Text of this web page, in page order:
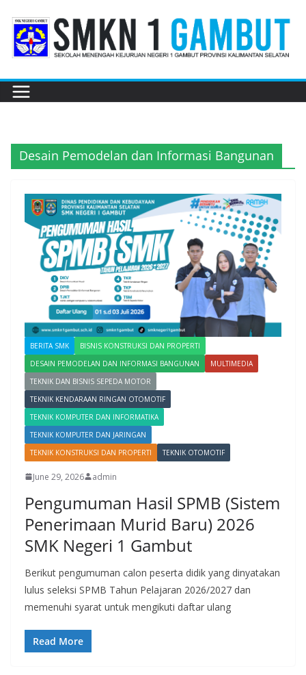
content
Desain Pemodelan dan Informasi Bangunan
BERITA SMK
BISNIS KONSTRUKSI DAN PROPERTI
DESAIN PEMODELAN DAN INFORMASI BANGUNAN
MULTIMEDIA
TEKNIK DAN BISNIS SEPEDA MOTOR
TEKNIK KENDARAAN RINGAN OTOMOTIF
TEKNIK KOMPUTER DAN INFORMATIKA
TEKNIK KOMPUTER DAN JARINGAN
TEKNIK KONSTRUKSI DAN PROPERTI
TEKNIK OTOMOTIF
June 29, 2026 admin
Pengumuman Hasil SPMB (Sistem
Penerimaan Murid Baru) 2026
SMK Negeri 1 Gambut
Berikut pengumuman calon peserta didik yang dinyatakan
lulus seleksi SPMB Tahun Pelajaran 2026/2027 dan
memenuhi syarat untuk mengikuti daftar ulang
Read More